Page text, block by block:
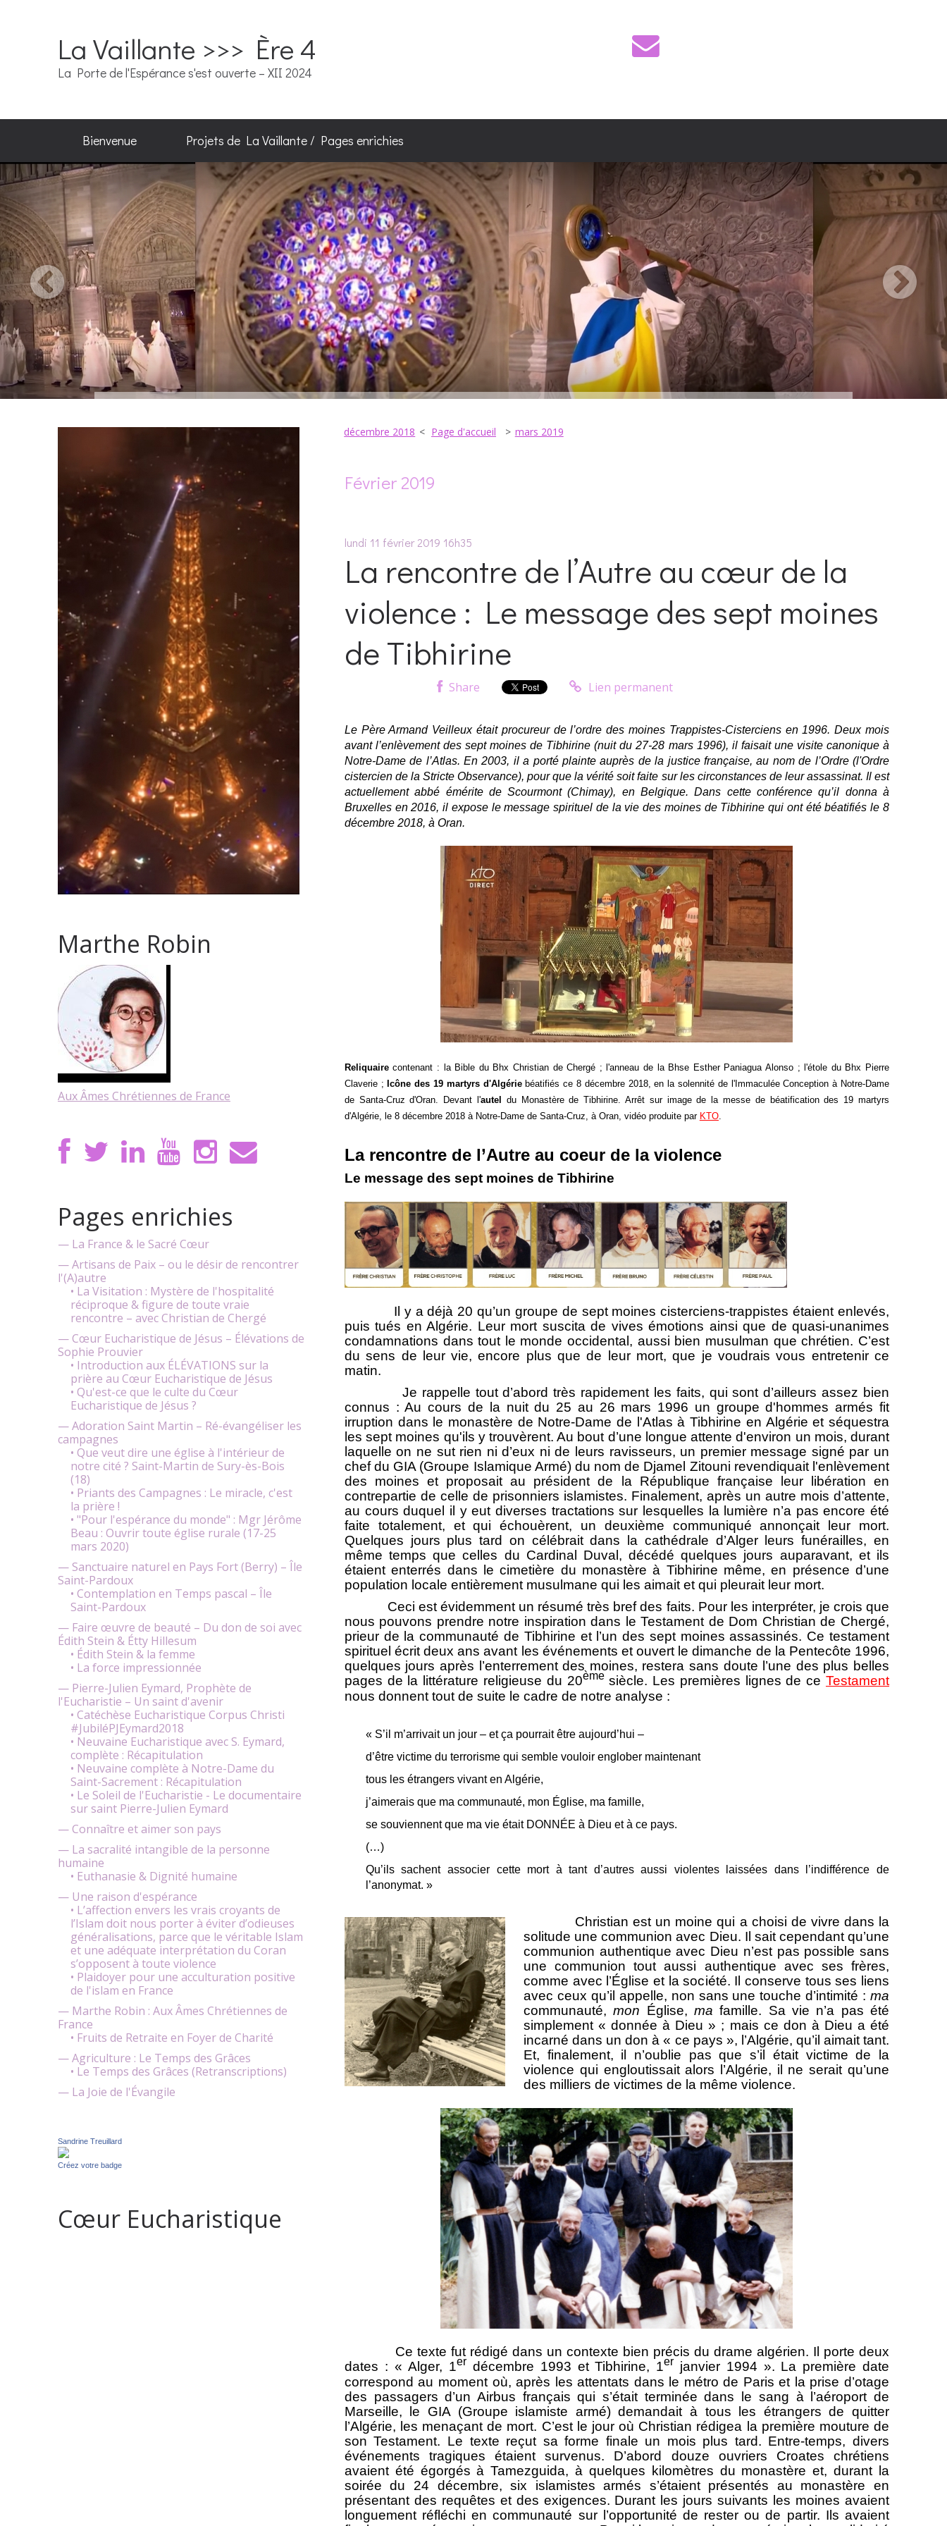
La Vaillante >>> Ère 4
La Porte de l'Espérance s'est ouverte – XII 2024
Bienvenue Projets de La Vaillante / Pages enrichies
Marthe Robin
Aux Âmes Chrétiennes de France
Pages enrichies
— La France & le Sacré Cœur
— Artisans de Paix – ou le désir de rencontrer
l'(A)autre
• La Visitation : Mystère de l'hospitalité
réciproque & figure de toute vraie
rencontre – avec Christian de Chergé
— Cœur Eucharistique de Jésus – Élévations de
Sophie Prouvier
• Introduction aux ÉLÉVATIONS sur la
prière au Cœur Eucharistique de Jésus
• Qu'est-ce que le culte du Cœur
Eucharistique de Jésus ?
— Adoration Saint Martin – Ré-évangéliser les
campagnes
• Que veut dire une église à l'intérieur de
notre cité ? Saint-Martin de Sury-ès-Bois
(18)
• Priants des Campagnes : Le miracle, c'est
la prière !
• "Pour l'espérance du monde" : Mgr Jérôme
Beau : Ouvrir toute église rurale (17-25
mars 2020)
— Sanctuaire naturel en Pays Fort (Berry) – Île
Saint-Pardoux
• Contemplation en Temps pascal – Île
Saint-Pardoux
— Faire œuvre de beauté – Du don de soi avec
Édith Stein & Étty Hillesum
• Édith Stein & la femme
• La force impressionnée
— Pierre-Julien Eymard, Prophète de
l'Eucharistie – Un saint d'avenir
• Catéchèse Eucharistique Corpus Christi
#JubiléPJEymard2018
• Neuvaine Eucharistique avec S. Eymard,
complète : Récapitulation
• Neuvaine complète à Notre-Dame du
Saint-Sacrement : Récapitulation
• Le Soleil de l'Eucharistie - Le documentaire
sur saint Pierre-Julien Eymard
— Connaître et aimer son pays
— La sacralité intangible de la personne
humaine
• Euthanasie & Dignité humaine
— Une raison d'espérance
• L’affection envers les vrais croyants de
l’Islam doit nous porter à éviter d’odieuses
généralisations, parce que le véritable Islam
et une adéquate interprétation du Coran
s’opposent à toute violence
• Plaidoyer pour une acculturation positive
de l'islam en France
— Marthe Robin : Aux Âmes Chrétiennes de
France
• Fruits de Retraite en Foyer de Charité
— Agriculture : Le Temps des Grâces
• Le Temps des Grâces (Retranscriptions)
— La Joie de l'Évangile
Sandrine Treuillard
Créez votre badge
Cœur Eucharistique
décembre 2018 Page d'accueil mars 2019
Février 2019
lundi 11 février 2019 16h35
La rencontre de l’Autre au cœur de la
violence : Le message des sept moines
de Tibhirine
Share Lien permanent
Le Père Armand Veilleux était procureur de l’ordre des moines Trappistes-Cisterciens en 1996. Deux mois
avant l’enlèvement des sept moines de Tibhirine (nuit du 27-28 mars 1996), il faisait une visite canonique à
Notre-Dame de l’Atlas. En 2003, il a porté plainte auprès de la justice française, au nom de l’Ordre (l'Ordre
cistercien de la Stricte Observance), pour que la vérité soit faite sur les circonstances de leur assassinat. Il est
actuellement abbé émérite de Scourmont (Chimay), en Belgique. Dans cette conférence qu’il donna à
Bruxelles en 2016, il expose le message spirituel de la vie des moines de Tibhirine qui ont été béatifiés le 8
décembre 2018, à Oran.
Reliquairecontenant : la Bible du Bhx Christian de Chergé ; l'anneau de la Bhse Esther Paniagua Alonso ; l'étole du Bhx Pierre
Claverie ; Icône des 19 martyrs d'Algériebéatifiés ce 8 décembre 2018, en la solennité de l'Immaculée Conception à Notre-Dame
de Santa-Cruz d'Oran. Devant l'autel
du Monastère de Tibhirine. Arrêt sur image de la messe de béatification des 19 martyrs
d'Algérie, le 8 décembre 2018 à Notre-Dame de Santa-Cruz, à Oran, vidéo produite par KTO.
La rencontre de l’Autre au coeur de la violence
Le message des sept moines de Tibhirine
Il y a déjà 20 qu’un groupe de sept moines cisterciens-trappistes étaient enlevés,
puis tués en Algérie. Leur mort suscita de vives émotions ainsi que de quasi-unanimes
condamnations dans tout le monde occidental, aussi bien musulman que chrétien. C’est
du sens de leur vie, encore plus que de leur mort, que je voudrais vous entretenir ce
matin.
Je rappelle tout d’abord très rapidement les faits, qui sont d’ailleurs assez bien
connus : Au cours de la nuit du 25 au 26 mars 1996 un groupe d'hommes armés fit
irruption dans le monastère de Notre-Dame de l'Atlas à Tibhirine en Algérie et séquestra
les sept moines qu'ils y trouvèrent. Au bout d’une longue attente d'environ un mois, durant
laquelle on ne sut rien ni d’eux ni de leurs ravisseurs, un premier message signé par un
chef du GIA (Groupe Islamique Armé) du nom de Djamel Zitouni revendiquait l'enlèvement
des moines et proposait au président de la République française leur libération en
contrepartie de celle de prisonniers islamistes. Finalement, après un autre mois d’attente,
au cours duquel il y eut diverses tractations sur lesquelles la lumière n’a pas encore été
faite totalement, et qui échouèrent, un deuxième communiqué annonçait leur mort.
Quelques jours plus tard on célébrait dans la cathédrale d’Alger leurs funérailles, en
même temps que celles du Cardinal Duval, décédé quelques jours auparavant, et ils
étaient enterrés dans le cimetière du monastère à Tibhirine même, en présence d’une
population locale entièrement musulmane qui les aimait et qui pleurait leur mort.
Ceci est évidemment un résumé très bref des faits. Pour les interpréter, je crois que
nous pouvons prendre notre inspiration dans le Testament de Dom Christian de Chergé,
prieur de la communauté de Tibhirine et l’un des sept moines assassinés. Ce testament
spirituel écrit deux ans avant les événements et ouvert le dimanche de la Pentecôte 1996,
quelques jours après l’enterrement des moines, restera sans doute l’une des plus belles
pages de la littérature religieuse du 20èmesiècle. Les premières lignes de ce Testament
nous donnent tout de suite le cadre de notre analyse :
« S’il m’arrivait un jour – et ça pourrait être aujourd’hui –
d’être victime du terrorisme qui semble vouloir englober maintenant
tous les étrangers vivant en Algérie,
j’aimerais que ma communauté, mon Église, ma famille,
se souviennent que ma vie était DONNÉE à Dieu et à ce pays.
(…)
Qu’ils sachent associer cette mort à tant d’autres aussi violentes laissées dans l’indifférence de
l’anonymat. »
Christian est un moine qui a choisi de vivre dans la
solitude une communion avec Dieu. Il sait cependant qu’une
communion authentique avec Dieu n’est pas possible sans
une communion tout aussi authentique avec ses frères,
comme avec l’Église et la société. Il conserve tous ses liens
avec ceux qu’il appelle, non sans une touche d’intimité : ma
communauté,mon Église,ma famille. Sa vie n’a pas été
simplement « donnée à Dieu » ; mais ce don à Dieu a été
incarné dans un don à « ce pays », l’Algérie, qu’il aimait tant.
Et, finalement, il n’oublie pas que s’il était victime de la
violence qui engloutissait alors l’Algérie, il ne serait qu’une
des milliers de victimes de la même violence.
Ce texte fut rédigé dans un contexte bien précis du drame algérien. Il porte deux
dates : « Alger, 1er décembre 1993 et Tibhirine, 1er janvier 1994 ». La première date
correspond au moment où, après les attentats dans le métro de Paris et la prise d’otage
des passagers d’un Airbus français qui s’était terminée dans le sang à l’aéroport de
Marseille, le GIA (Groupe islamiste armé) demandait à tous les étrangers de quitter
l’Algérie, les menaçant de mort. C’est le jour où Christian rédigea la première mouture de
son Testament. Le texte reçut sa forme finale un mois plus tard. Entre-temps, divers
événements tragiques étaient survenus. D’abord douze ouvriers Croates chrétiens
avaient été égorgés à Tamezguida, à quelques kilomètres du monastère et, durant la
soirée du 24 décembre, six islamistes armés s’étaient présentés au monastère en
présentant des requêtes et des exigences. Durant les jours suivants les moines avaient
longuement réfléchi en communauté sur l’opportunité de rester ou de partir. Ils avaient